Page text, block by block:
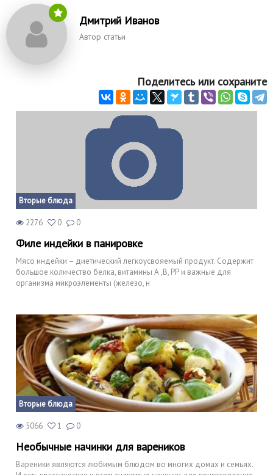
Дмитрий Иванов
Автор статьи
Поделитесь или сохраните
Вторые блюда
2276 0 0
Филе индейки в панировке
Мясо индейки – диетический легкоусвояемый продукт. Содержит
большое количество белка, витамины А ,В, РР и важные для
организма микроэлементы (железо, н
Вторые блюда
5066 1 0
Необычные начинки для вареников
Вареники являются любимым блюдом во многих домах и семьях.